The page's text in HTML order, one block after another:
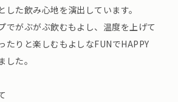
した飲み心地を演出しています。
でがぶがぶ飲むもよし、温度を上げて
たりと楽しむもよしなFUNでHAPPY
した。